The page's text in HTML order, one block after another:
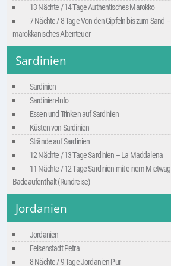
13 Nächte / 14 Tage Authentisches Marokko
7 Nächte / 8 Tage Von den Gipfeln bis zum Sand
marokkanisches Abenteuer
Sardinien
Sardinien
Sardinien-Info
Essen und Trinken auf Sardinien
Küsten von Sardinien
Strände auf Sardinien
12 Nächte / 13 Tage Sardinien – La Maddalena
11 Nächte / 12 Tage Sardinien mit einem
Badeaufenthalt (Rundreise)
Jordanien
Jordanien
Felsenstadt Petra
8 Nächte / 9 Tage Jordanien-Pur